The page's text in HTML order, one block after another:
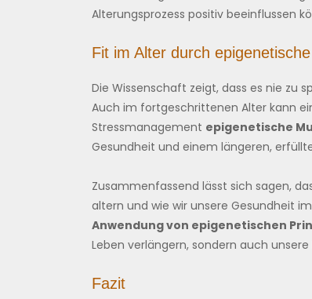
Alterungsprozess positiv beeinflussen
Fit im Alter durch
Die Wissenschaft zeigt, dass es nie zu
Auch im fortgeschrittenen Alter kann
Stressmanagement epigenetische
Gesundheit und einem längeren,
Zusammenfassend lässt sich sagen,
altern und wie wir unsere Gesundheit
Anwendung von epigenetischen
Leben verlängern, sondern auch
Fazit